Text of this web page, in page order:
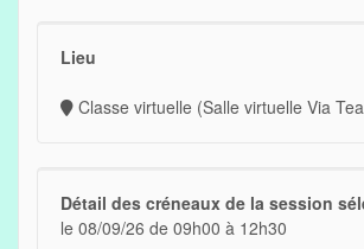
Lieu
Détail des créneaux de la session
le 08/09/26 de 09h00 à 12h30